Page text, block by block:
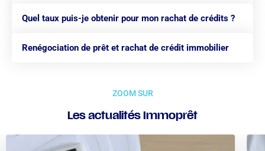
Quel taux puis-je obtenir pour mon rachat de crédits ?
Renégociation de prêt et rachat de crédit immobilier
ZOOM SUR
Les actualités Immoprêt